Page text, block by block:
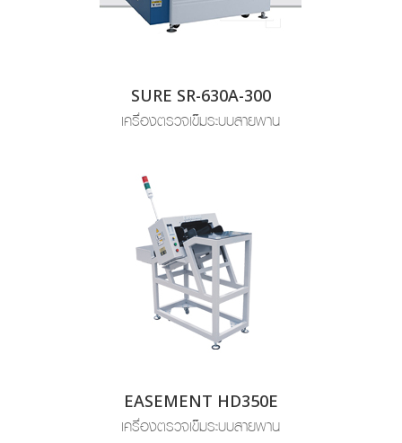
SURE SR-630A-300
เครื่องตรวจเข็มระบบสายพาน
EASEMENT HD350E
เครื่องตรวจเข็มระบบสายพาน